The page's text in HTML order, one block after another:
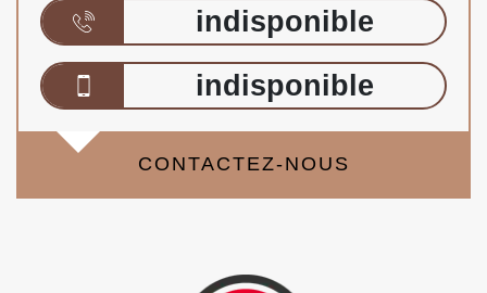
indisponible
indisponible
CONTACTEZ-NOUS